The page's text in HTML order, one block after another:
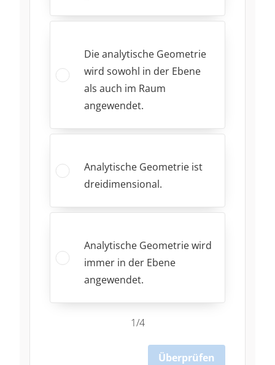
Die analytische Geometrie
wird sowohl in der Ebene
als auch im Raum
angewendet.
Analytische Geometrie ist
dreidimensional.
Analytische Geometrie wird
immer in der Ebene
angewendet.
1/4
Überprüfen